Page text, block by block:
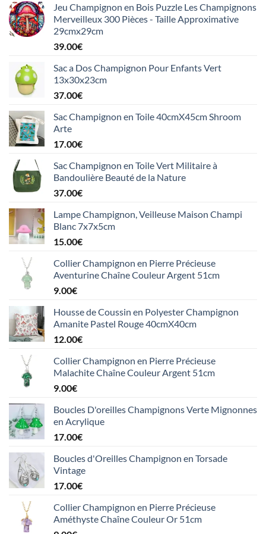
Jeu Champignon en Bois Puzzle Les Champignons
Merveilleux 300 Pièces - Taille Approximative
29cmx29cm
39.00€
Sac a Dos Champignon Pour Enfants Vert
13x30x23cm
37.00€
Sac Champignon en Toile 40cmX45cm Shroom
Arte
17.00€
Sac Champignon en Toile Vert Militaire à
Bandoulière Beauté de la Nature
37.00€
Lampe Champignon, Veilleuse Maison Champi
Blanc 7x7x5cm
15.00€
Collier Champignon en Pierre Précieuse
Aventurine Chaîne Couleur Argent 51cm
9.00€
Housse de Coussin en Polyester Champignon
Amanite Pastel Rouge 40cmX40cm
12.00€
Collier Champignon en Pierre Précieuse
Malachite Chaîne Couleur Argent 51cm
9.00€
Boucles D'oreilles Champignons Verte Mignonnes
en Acrylique
17.00€
Boucles d'Oreilles Champignon en Torsade
Vintage
17.00€
Collier Champignon en Pierre Précieuse
Améthyste Chaîne Couleur Or 51cm